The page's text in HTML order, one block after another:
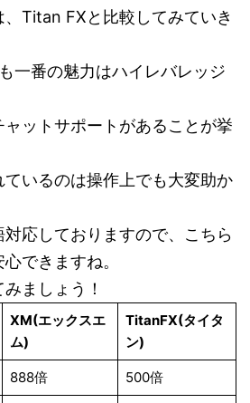
、Titan FXと比較してみていき
一番の魅力はハイレバレッジ
ットサポートがあることが挙
ているのは操作上でも大変助か
応しておりますので、こちら
できますね。
ましょう！
XM(エックスエ
ム)
TitanFX(タイタ
ン)
888倍 500倍